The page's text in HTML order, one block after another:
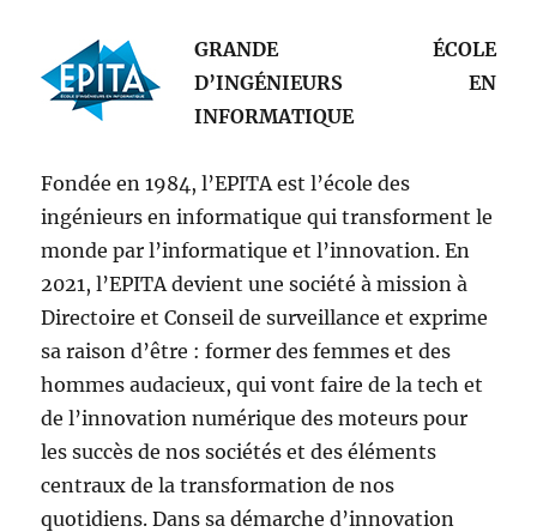
GRANDE ÉCOLE
D’INGÉNIEURS EN
INFORMATIQUE
Fondée en 1984, l’EPITA est l’école des
ingénieurs en informatique qui transforment le
monde par l’informatique et l’innovation. En
2021, l’EPITA devient une société à mission à
Directoire et Conseil de surveillance et exprime
sa raison d’être : former des femmes et des
hommes audacieux, qui vont faire de la tech et
de l’innovation numérique des moteurs pour
les succès de nos sociétés et des éléments
centraux de la transformation de nos
quotidiens. Dans sa démarche d’innovation